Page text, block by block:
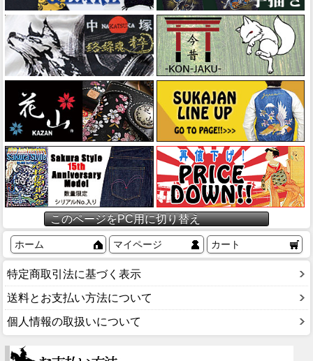
このページをPC用に切り替え
ホーム マイページ カート
特定商取引法に基づく表示
送料とお支払い方法について
個人情報の取扱いについて